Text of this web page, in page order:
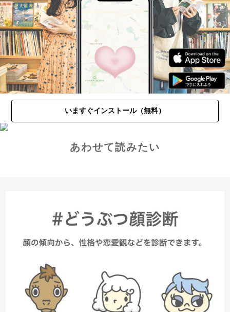
いますぐインストール（無料）
あわせて読みたい